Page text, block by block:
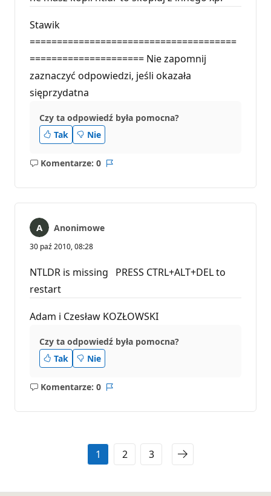
Stawik
======================================
===================== Nie zapomnij
zaznaczyć odpowiedzi, jeśli okazała
sięprzydatna
Czy ta odpowiedź była pomocna?
Tak
Nie
Komentarze: 0
Brak
Anonimowe
30 paź 2010, 08:28
NTLDR is missing PRESS CTRL+ALT+DEL to
restart
Adam i Czesław KOZŁOWSKI
Czy ta odpowiedź była pomocna?
Tak
Nie
Komentarze: 0
Brak
1 2 3